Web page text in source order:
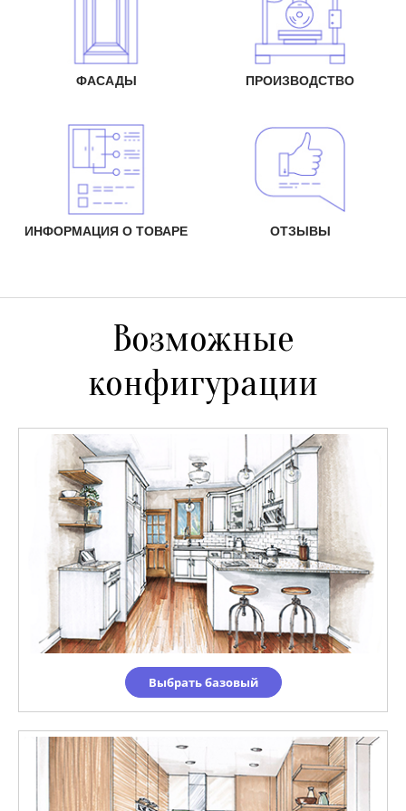
ФАСАДЫ ПРОИЗВОДСТВО
ИНФОРМАЦИЯ О ТОВАРЕ ОТЗЫВЫ
Возможные
конфигурации
Выбрать базовый